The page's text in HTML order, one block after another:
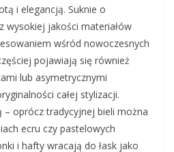
i elegancją. Suknie o
wysokiej jakości materiałów
wśród nowoczesnych
pojawiają się również
lub asymetrycznymi
całej stylizacji.
oprócz tradycyjnej bieli można
ecru czy pastelowych
i hafty wracają do łask jako